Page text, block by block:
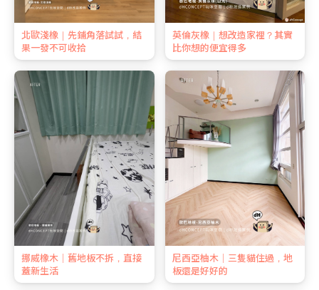
北歐淺橡｜先鋪角落試試，結
果一發不可收拾
英倫灰橡｜想改造家裡？其實
比你想的便宜得多
挪威橡木｜舊地板不拆，直接
蓋新生活
尼西亞柚木｜三隻貓住過，地
板還是好好的